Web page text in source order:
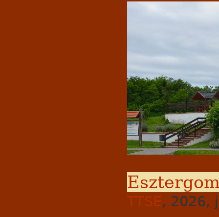
TTSE, 2026,